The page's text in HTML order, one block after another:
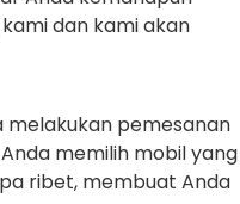
dan kami akan
melakukan pemesanan
memilih mobil yang
ribet, membuat Anda